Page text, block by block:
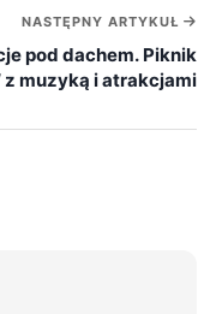
NASTĘPNY ARTYKUŁ
pod dachem. Piknik
z muzyką i atrakcjami